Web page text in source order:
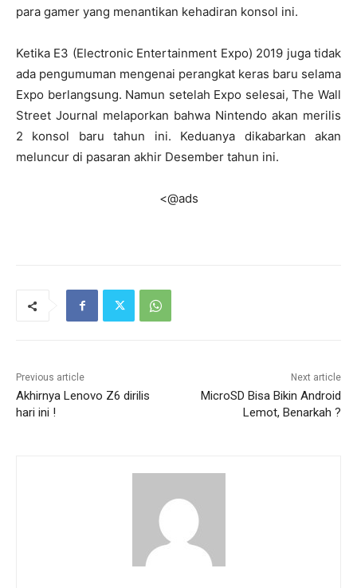
para gamer yang menantikan kehadiran konsol ini.
Ketika E3 (Electronic Entertainment Expo) 2019 juga tidak
ada pengumuman mengenai perangkat keras baru selama
Expo berlangsung. Namun setelah Expo selesai, The Wall
Street Journal melaporkan bahwa Nintendo akan merilis
2 konsol baru tahun ini. Keduanya dikabarkan akan
meluncur di pasaran akhir Desember tahun ini.
<@ads
Previous article
Akhirnya Lenovo Z6 dirilis
hari ini !
Next article
MicroSD Bisa Bikin Android
Lemot, Benarkah ?